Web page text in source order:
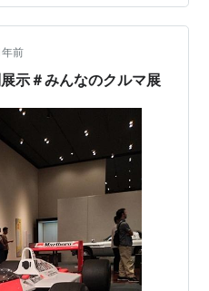
スプリング、ショックアブ
取り付け 金属製パーツ同士
合精度が甘く 最後迄ネジ
以上にトルクを掛けないと
年前
示＃みんなのクルマ展